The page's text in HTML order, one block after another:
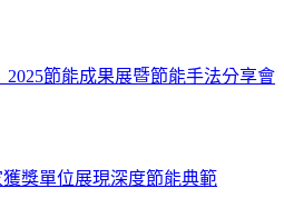
2025節能成果展暨節能手法分享會
獎單位展現深度節能典範